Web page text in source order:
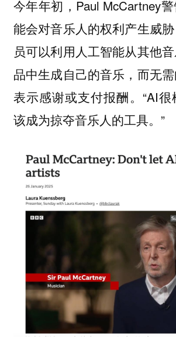
今年年初，Paul McCartney
能会对音乐人的权利产生威
员可以利用人工智能从其他
品中生成自己的音乐，而无
表示感谢或支付报酬。“AI
该成为掠夺音乐人的工具。”